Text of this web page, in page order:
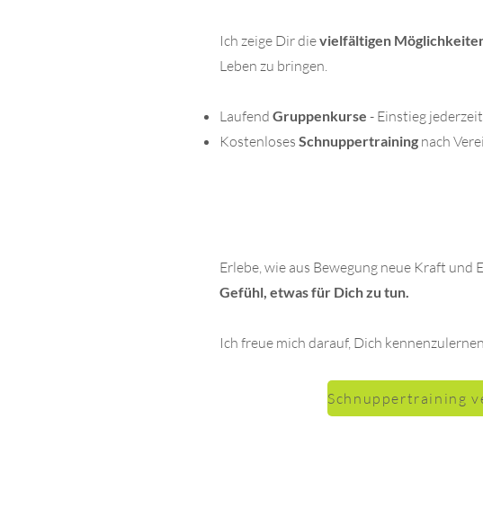
Ich zeige Dir dievielfältigen
Leben zu bringen.
Laufend Gruppenkurse - Einstieg
Kostenloses Schnuppertraining nach
Erlebe, wie aus Bewegung neue Kraft
Gefühl, etwas für Dich zu tun.
Ich freue mich darauf, Dich
Schnuppertraining